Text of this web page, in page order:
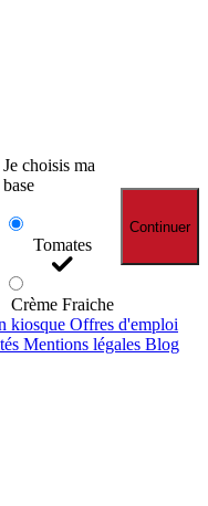
Je choisis ma
base
Tomates
Crème Fraiche
Continuer
kiosque Offres d'emploi
Mentions légales Blog